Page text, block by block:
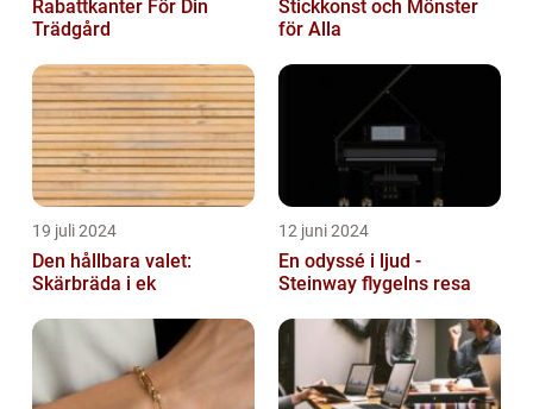
Rabattkanter För Din
Trädgård
Stickkonst och Mönster
för Alla
19 juli 2024
Den hållbara valet:
Skärbräda i ek
12 juni 2024
En odyssé i ljud -
Steinway flygelns resa